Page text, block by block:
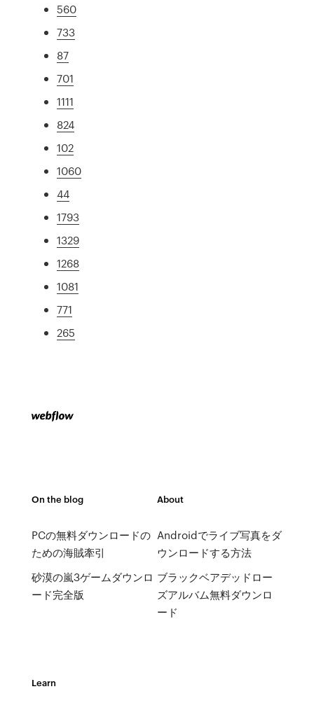
560
733
87
701
1111
824
102
1060
44
1793
1329
1268
1081
771
265
On the blog
PCの無料ダウンロードの
ための海賊牽引
砂漠の嵐3ゲームダウンロ
ード完全版
About
Androidでライブ写真をダ
ウンロードする方法
ブラックベアデッドロー
ズアルバム無料ダウンロ
ード
Learn